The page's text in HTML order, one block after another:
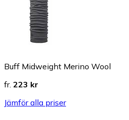
Buff Midweight Merino Wool
fr. 223 kr
Jämför alla priser